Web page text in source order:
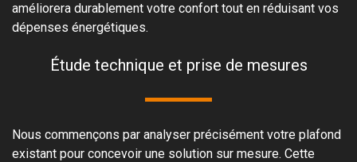
améliorera durablement votre confort tout en réduisant vos
dépenses énergétiques.
Étude technique et prise de mesures
Nous commençons par analyser précisément votre plafond
existant pour concevoir une solution sur mesure. Cette